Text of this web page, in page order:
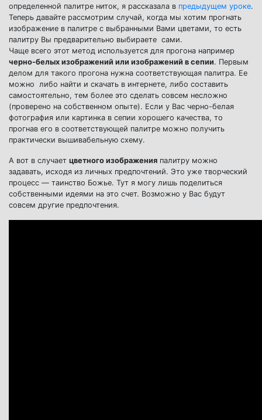
определенной палитре ниток, я рассказала в предыдущем уроке.
Теперь давайте рассмотрим случай, когда мы хотим прогнать
изображение в палитре с выбранными Вами цветами, то есть
палитру Вы предварительно выбираете сами.
Чаще всего этот метод используется для прогона например
черно-белых изображений или изображений в сепии. Первым
делом для такого прогона нужна соответствующая палитра. Ее
можно либо найти и скачать в интернете, либо составить
самостоятельно, тем более это сделать совсем несложно
(проверено на собственном опыте). Если у Вас черно-белая
фотография или картинка в сепии хорошего качества, то
прогнав его в соответствующей палитре можно получить
практически вышивабельную схему.
А вот в случает цветного изображения палитру можно
задавать, исходя из личных предпочтений. Это уже творческий
процесс — таинство Божье. Тут я могу лишь поделиться
собственными идеями на это счет. Возможно у Вас будут
совсем другие предпочтения.